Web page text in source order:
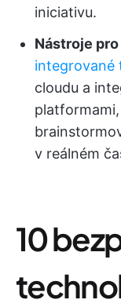
iniciativu.
Nástroje
integrované
cloudu a
v reálném
10